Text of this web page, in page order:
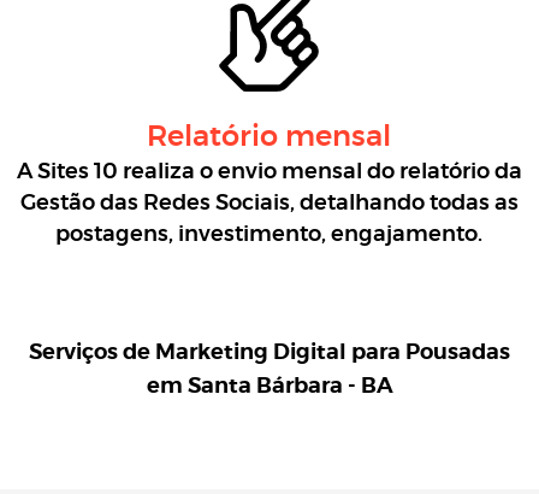
Relatório mensal
A Sites 10 realiza o envio mensal do relatório da
Gestão das Redes Sociais, detalhando todas as
postagens, investimento, engajamento.
Serviços de Marketing Digital para Pousadas
em Santa Bárbara - BA